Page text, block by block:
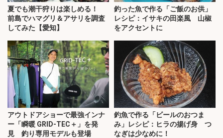
夏でも潮干狩りは楽しめる！
前島でハマグリ＆アサリを調査
してみた【愛知】
釣った魚で作る「ご飯のお供」
レシピ：イサキの田楽風 山椒
をアクセントに
アウトドアショーで最強インナ
ー「瞬暖 GRID-TEC＋」を発
見 釣り専用モデルも登場
釣魚で作る「ビールのおつま
み」レシピ：ヒラの揚げ身 つ
なぎは少なめに！